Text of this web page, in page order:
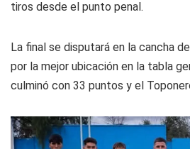
tiros desde el punto penal.
La final se disputará en la cancha
por la mejor ubicación en la tabla
culminó con 33 puntos y el